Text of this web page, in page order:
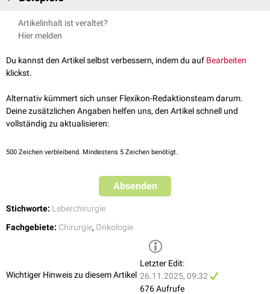
Artikelinhalt ist veraltet?
Hier melden
Du kannst den Artikel selbst verbessern, indem du auf Bearbeiten
klickst.
Alternativ kümmert sich unser Flexikon-Redaktionsteam darum.
Deine zusätzlichen Angaben helfen uns, den Artikel schnell und
vollständig zu aktualisieren:
500 Zeichen verbleibend. Mindestens 5 Zeichen benötigt.
Absenden
Stichworte: Leberchirurgie
Fachgebiete: Chirurgie, Onkologie
Wichtiger Hinweis zu diesem Artikel
Letzter Edit:
26.11.2025, 09:32
676 Aufrufe